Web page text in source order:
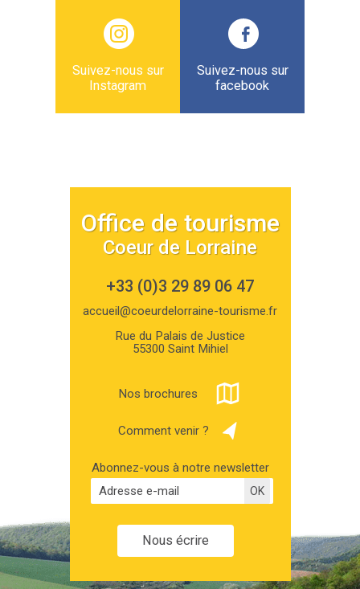
Suivez-nous sur
Instagram
Suivez-nous sur
facebook
Office de tourisme
Coeur de Lorraine
+33 (0)3 29 89 06 47
accueil@coeurdelorraine-tourisme.fr
Rue du Palais de Justice
55300 Saint Mihiel
Nos brochures
Comment venir ?
Abonnez-vous à notre newsletter
Nous écrire